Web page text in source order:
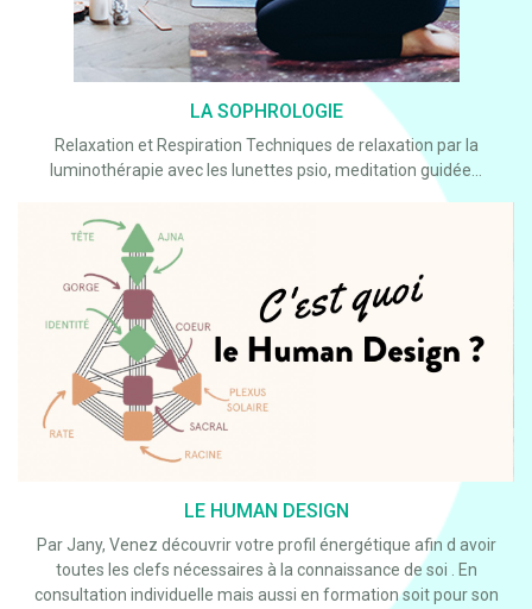
LA SOPHROLOGIE
Relaxation et Respiration Techniques de relaxation par la
luminothérapie avec les lunettes psio, meditation guidée...
LE HUMAN DESIGN
Par Jany, Venez découvrir votre profil énergétique afin d avoir
toutes les clefs nécessaires à la connaissance de soi . En
consultation individuelle mais aussi en formation soit pour son